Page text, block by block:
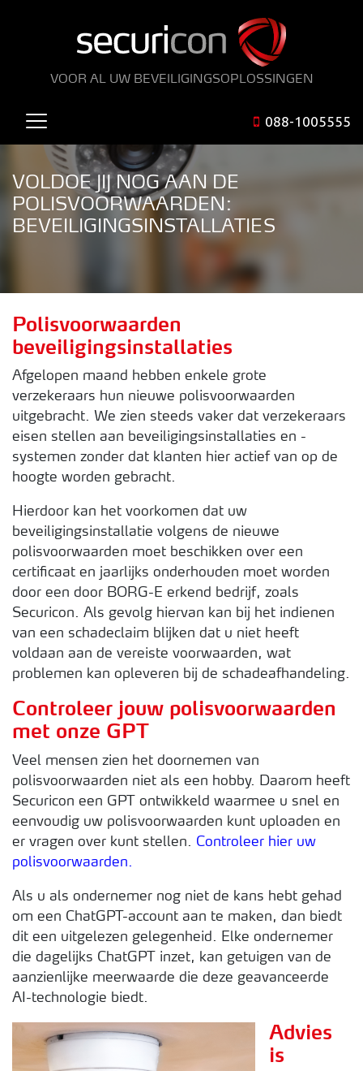
VOOR AL UW BEVEILIGINGSOPLOSSINGEN
088-1005555
VOLDOE JIJ NOG AAN DE
POLISVOORWAARDEN:
BEVEILIGINGSINSTALLATIES
Polisvoorwaarden
beveiligingsinstallaties
Afgelopen maand hebben enkele grote
verzekeraars hun nieuwe polisvoorwaarden
uitgebracht. We zien steeds vaker dat verzekeraars
eisen stellen aan beveiligingsinstallaties en -
systemen zonder dat klanten hier actief van op de
hoogte worden gebracht.
Hierdoor kan het voorkomen dat uw
beveiligingsinstallatie volgens de nieuwe
polisvoorwaarden moet beschikken over een
certificaat en jaarlijks onderhouden moet worden
door een door BORG-E erkend bedrijf, zoals
Securicon. Als gevolg hiervan kan bij het indienen
van een schadeclaim blijken dat u niet heeft
voldaan aan de vereiste voorwaarden, wat
problemen kan opleveren bij de schadeafhandeling.
Controleer jouw polisvoorwaarden
met onze GPT
Veel mensen zien het doornemen van
polisvoorwaarden niet als een hobby. Daarom heeft
Securicon een GPT ontwikkeld waarmee u snel en
eenvoudig uw polisvoorwaarden kunt uploaden en
er vragen over kunt stellen. Controleer hier uw
polisvoorwaarden.
Als u als ondernemer nog niet de kans hebt gehad
om een ChatGPT-account aan te maken, dan biedt
dit een uitgelezen gelegenheid. Elke ondernemer
die dagelijks ChatGPT inzet, kan getuigen van de
aanzienlijke meerwaarde die deze geavanceerde
AI-technologie biedt.
Advies
is